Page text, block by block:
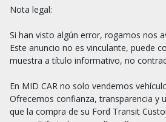
Nota legal:
Si han visto algún error, rogamos nos
Este anuncio no es vinculante, puede
muestra a título informativo, no
En MID CAR no solo vendemos
Ofrecemos confianza, transparencia y
que la compra de su Ford Transit